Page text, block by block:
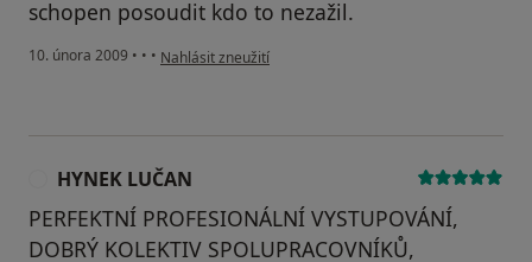
schopen posoudit kdo to nezažil.
10. února 2009 • • • podle názoru uživatele Pacient
Nahlásit zneužití
HYNEK LUČAN
PERFEKTNÍ PROFESIONÁLNÍ VYSTUPOVÁNÍ,
DOBRÝ KOLEKTIV SPOLUPRACOVNÍKŮ,